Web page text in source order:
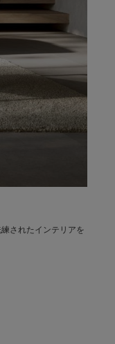
されたインテリアを